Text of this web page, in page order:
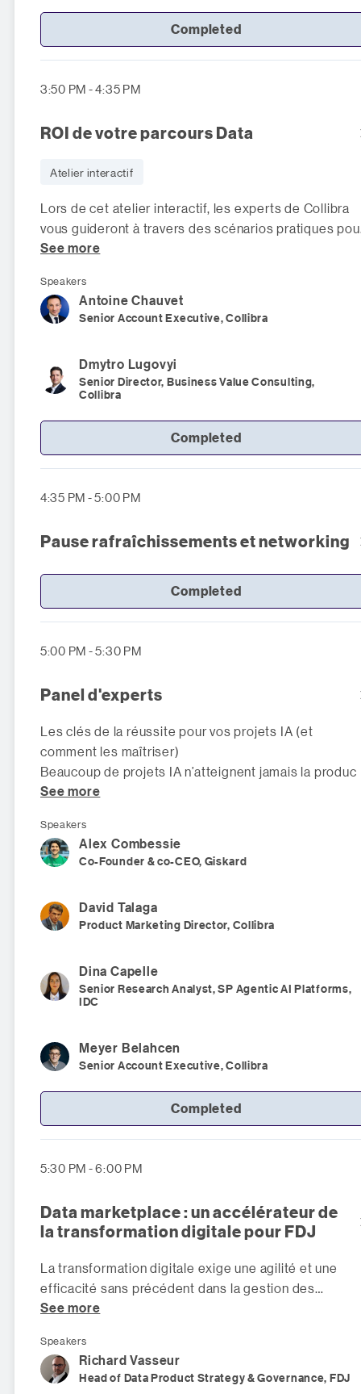
Completed
3:50 PM - 4:35 PM
ROI de votre parcours Data
Atelier interactif
Lors de cet atelier interactif, les experts de Collibra
vous guideront à travers des scénarios pratiques
identifier les indicateurs
See more
Speakers
Antoine Chauvet
Senior Account Executive, Collibra
Dmytro Lugovyi
Senior Director, Business Value Consulting,
Collibra
Completed
4:35 PM - 5:00 PM
Pause rafraîchissements et networking
Completed
5:00 PM - 5:30 PM
Panel d'experts
Les clés de la réussite pour vos projets IA (et
comment les maîtriser)
Beaucoup de projets IA n’atteignent jamais la produc
See more
Speakers
Alex Combessie
Co-Founder & co-CEO, Giskard
David Talaga
Product Marketing Director, Collibra
Dina Capelle
Senior Research Analyst, SP Agentic AI Platforms,
IDC
Meyer Belahcen
Senior Account Executive, Collibra
Completed
5:30 PM - 6:00 PM
Data marketplace : un accélérateur de
la transformation digitale pour FDJ
La transformation digitale exige une agilité et une
efficacité sans précédent dans la gestion des
données. Confronté aux limites d
See more
Speakers
Richard Vasseur
Head of Data Product Strategy & Governance, FDJ